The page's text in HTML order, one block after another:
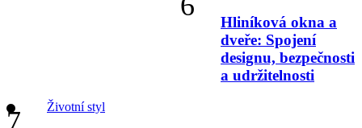
Hliníková okna a
dveře: Spojení
designu, bezpečnosti
a udržitelnosti
Životní styl